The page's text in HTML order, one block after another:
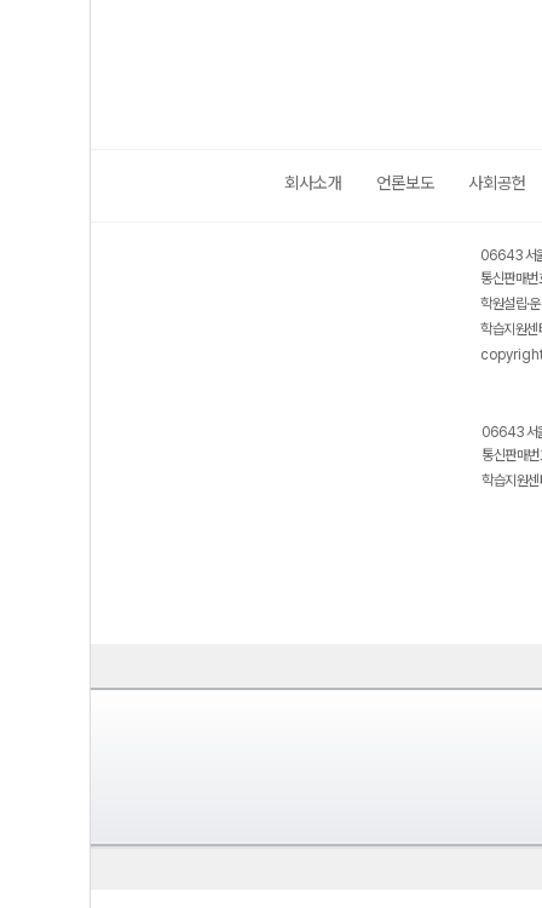
회사소개 언론보도 사회공헌
06643 서
통신판매
학원설립·
학습지원
06643 서
통신판매
학습지원